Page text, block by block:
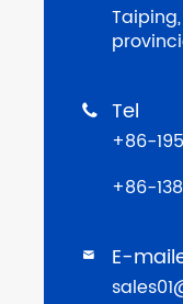
 Tel
+86-
+86-
 E-